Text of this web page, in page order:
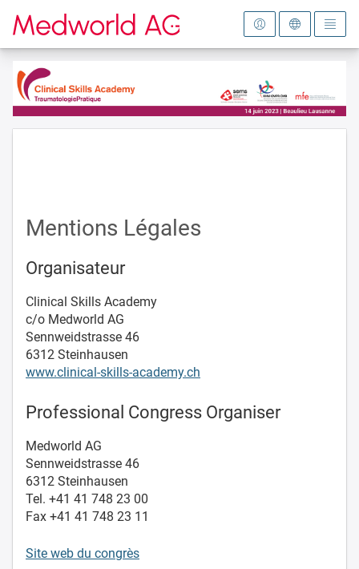
Vers la page d'accueil
Mentions Légales
Organisateur
Clinical Skills Academy
c/o Medworld AG
Sennweidstrasse 46
6312 Steinhausen
www.clinical-skills-academy.ch
Professional Congress Organiser
Medworld AG
Sennweidstrasse 46
6312 Steinhausen
Tel. +41 41 748 23 00
Fax +41 41 748 23 11
Site web du congrès